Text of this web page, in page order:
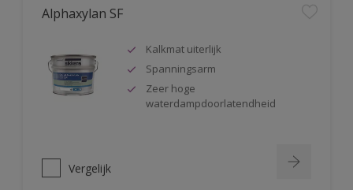
Alphaxylan SF
Kalkmat uiterlijk
Spanningsarm
Zeer hoge
waterdampdoorlatendheid
Vergelijk